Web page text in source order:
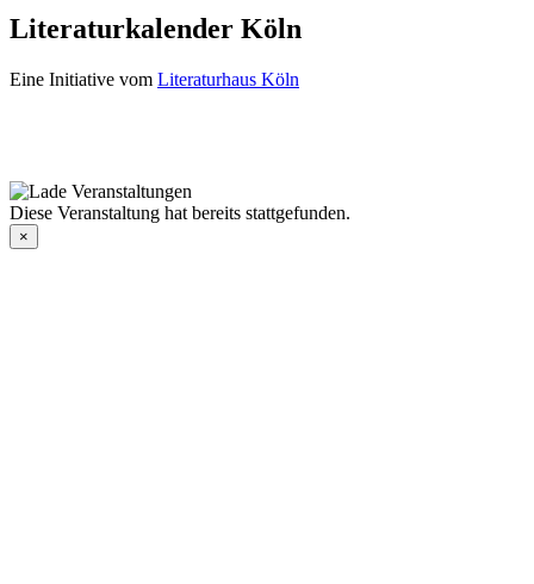
Literaturkalender Köln
Eine Initiative vom Literaturhaus Köln
Diese Veranstaltung hat bereits stattgefunden.
×